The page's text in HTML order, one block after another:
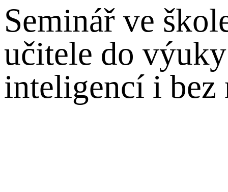
Seminář ve
učitele do
inteligencí i bez